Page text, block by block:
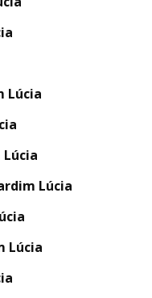
Lúcia
Lúcia
Lúcia